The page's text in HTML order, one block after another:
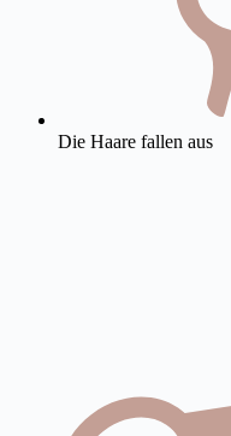
Die Haare fallen aus